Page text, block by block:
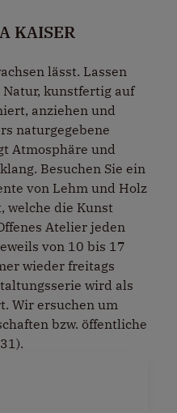
KAISER
lässt. Lassen
Natur, kunstfertig auf
anziehen und
naturgegebene
Atmosphäre und
Besuchen Sie ein
von Lehm und Holz
welche die Kunst
Atelier jeden
von 10 bis 17
wieder freitags
wird als
Wir ersuchen um
bzw. öffentliche